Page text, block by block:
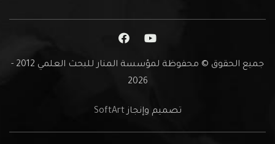
جميع الحقوق © محفوظة لمؤسسة المنار للبحث العلمي 2012 -
2026
تصميم وإنجازSoftArt